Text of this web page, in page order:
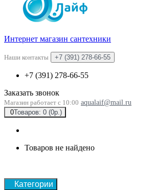
Интернет магазин сантехники
Наши контакты +7 (391) 278-66-55
+7 (391) 278-66-55
Заказать звонок
Магазин работает с 10:00 aqualaif@mail.ru
0Товаров: 0 (0р.)
Товаров не найдено
Категории